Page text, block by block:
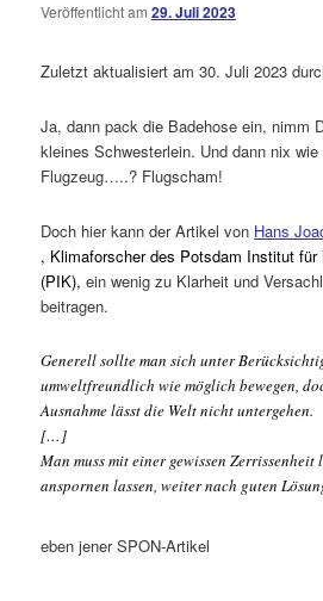
Veröffentlicht am29. Juli 2023
Zuletzt aktualisiert am 30. Juli 2023
Ja, dann pack die Badehose ein, nimm
kleines Schwesterlein. Und dann nix
Flugzeug…..? Flugscham!
Doch hier kann der Artikel von Hans
, Klimaforscher des Potsdam Institut
(PIK), ein wenig zu Klarheit und
beitragen.
Generell sollte man sich unter
umweltfreundlich wie möglich bewegen,
Ausnahme lässt die Welt nicht untergehen.
[…]
Man muss mit einer gewissen
anspornen lassen, weiter nach guten
eben jener SPON-Artikel